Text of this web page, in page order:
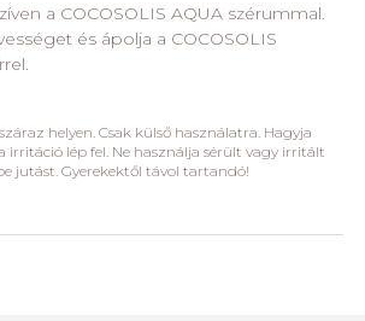
a COCOSOLIS AQUA szérummal.
és ápolja a COCOSOLIS
helyen. Csak külső használatra. Hagyja
irritáció lép fel. Ne használja sérült vagy irritált
jutást. Gyerekektől távol tartandó!